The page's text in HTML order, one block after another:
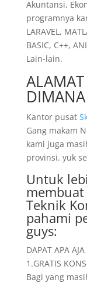
Akuntansi,
programnya
LARAVEL,
BASIC, C++,
Lain-lain.
Kantor pusat
Gang makam
kami juga
provinsi. yuk
Untuk
Teknik
pahami
guys:
DAPAT APA
1.GRATIS
Bagi yang